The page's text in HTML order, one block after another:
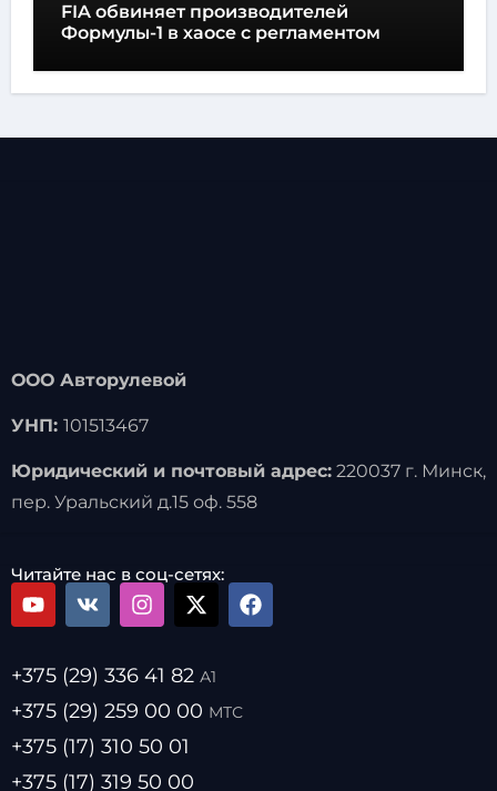
FIA обвиняет производителей
Формулы-1 в хаосе с регламентом
ООО Авторулевой
УНП: 101513467
Юридический и почтовый адрес:220037 г. Минск,
пер. Уральский д.15 оф. 558
Читайте нас в соц-сетях:
+375 (29) 336 41 82 А1
+375 (29) 259 00 00 МТС
+375 (17) 310 50 01
+375 (17) 319 50 00